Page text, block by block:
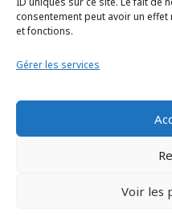
consentement peut avoir un
et fonctions.
Gérer les services
Voir les
Statuts
Mentions légales